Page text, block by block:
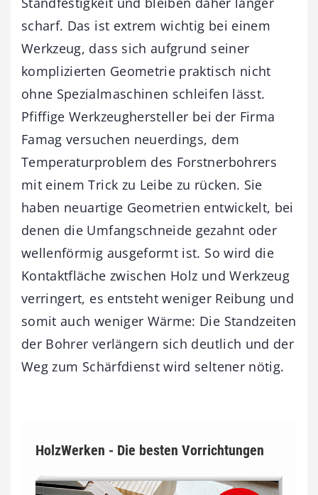
scharf. Das ist extrem wichtig bei einem
Werkzeug, dass sich aufgrund seiner
komplizierten Geometrie praktisch nicht
ohne Spezialmaschinen schleifen lässt.
Pfiffige Werkzeughersteller bei der Firma
Famag versuchen neuerdings, dem
Temperaturproblem des Forstnerbohrers
mit einem Trick zu Leibe zu rücken. Sie
haben neuartige Geometrien entwickelt, bei
denen die Umfangschneide gezahnt oder
wellenförmig ausgeformt ist. So wird die
Kontaktfläche zwischen Holz und Werkzeug
verringert, es entsteht weniger Reibung und
somit auch weniger Wärme: Die Standzeiten
der Bohrer verlängern sich deutlich und der
Weg zum Schärfdienst wird seltener nötig.
HolzWerken - Die besten Vorrichtungen